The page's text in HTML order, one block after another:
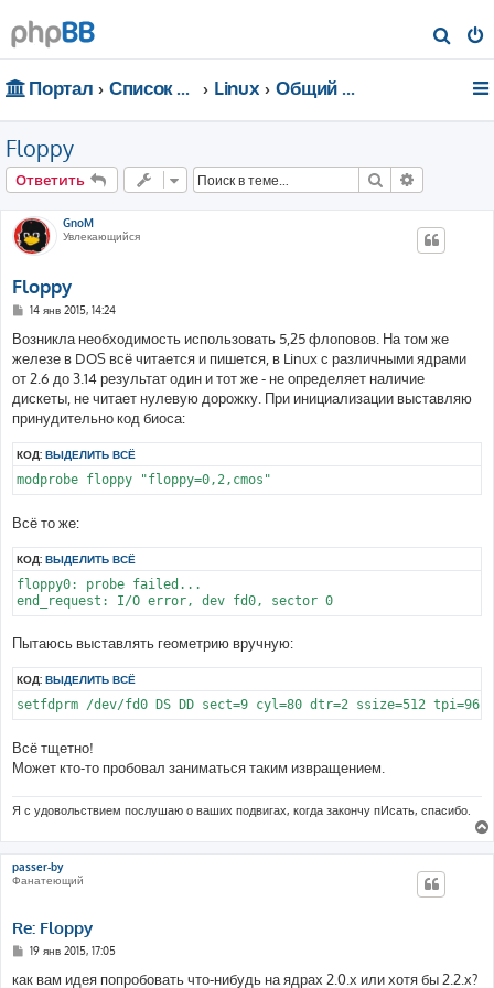
о
Портал Список форумов Linux Общий форум
Floppy
Ответить Поиск
GnoM
Увлекающийся
Floppy
С
о
б
щ
е
н
и
е
14 янв 2015, 14:24
Возникла необходимость использовать 5,25 флоповов. На том же
железе в DOS всё читается и пишется, в Linux с различными ядрами
от 2.6 до 3.14 результат один и тот же - не определяет наличие
дискеты, не читает нулевую дорожку. При инициализации выставляю
принудительно код биоса:
КОД: ВЫДЕЛИТЬ ВСЁ
modprobe floppy "floppy=0,2,cmos"
Всё то же:
КОД: ВЫДЕЛИТЬ ВСЁ
floppy0: probe failed...
end_request: I/O error, dev fd0, sector 0
Пытаюсь выставлять геометрию вручную:
КОД: ВЫДЕЛИТЬ ВСЁ
setfdprm /dev/fd0 DS DD sect=9 cyl=80 dtr=2 ssize=512 tpi=96
Всё тщетно!
Может кто-то пробовал заниматься таким извращением.
Я с удовольствием послушаю о ваших подвигах, когда закончу пИсать, спасибо.
passer-by
Фанатеющий
Re: Floppy
С
о
19 янв 2015, 17:05
как вам идея попробовать что-нибудь на ядрах 2.0.х или хотя бы 2.2.х?